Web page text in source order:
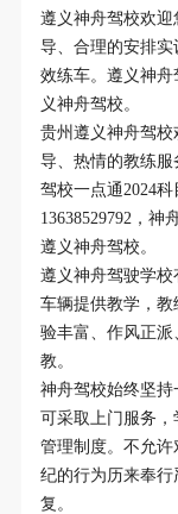
遵义神舟驾校欢
导、合理的安排
效练车。遵义神
义神舟驾校。
贵州遵义神舟驾
导、热情的教练
驾校一点通2024
13638529792，
遵义神舟驾校。
遵义神舟驾驶学
车辆提供教学，
验丰富、作风正
教。
神舟驾校始终坚
可采取上门服务
管理制度。不允
纪的行为历来奉
复。